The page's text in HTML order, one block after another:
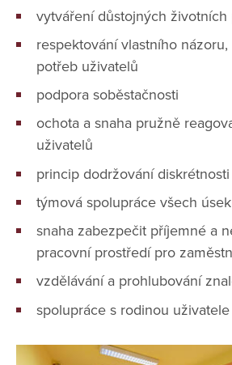
vytváření důstojných životních
respektování vlastního
potřeb uživatelů
podpora soběstačnosti
ochota a snaha pružně
uživatelů
princip dodržování diskrétnosti
týmová spolupráce všech
snaha zabezpečit příjemné a
pracovní prostředí pro
vzdělávání a prohlubování
spolupráce s rodinou uživatele